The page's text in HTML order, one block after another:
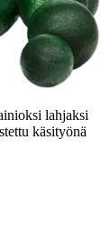
lahjaksi
käsityönä